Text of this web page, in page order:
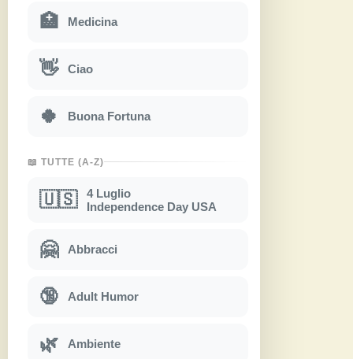
🏥 Medicina
👋 Ciao
🍀 Buona Fortuna
📖 TUTTE (A-Z)
🇺🇸
4 Luglio
Independence Day USA
🤗 Abbracci
🔞 Adult Humor
🌿 Ambiente